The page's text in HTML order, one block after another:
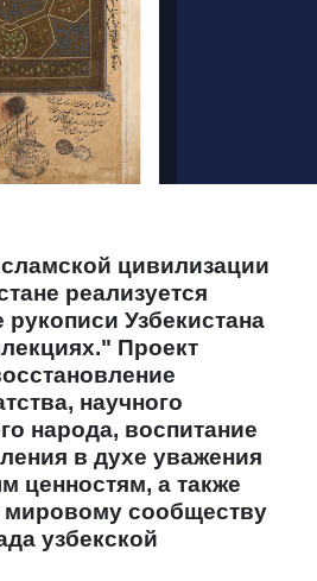
цивилизации
реализуется
рукописи Узбекистана
Проект
научного
народа, воспитание
в духе уважения
ценностям, а также
сообществу
узбекской